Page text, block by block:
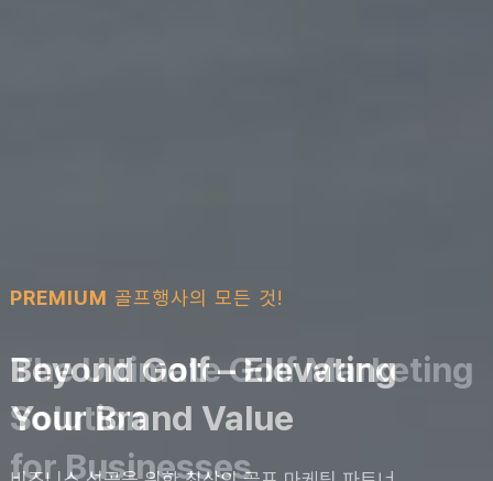
PREMIUM 골프행사의 모든 것!
Beyond Golf – Elevating
Your Brand Value
PREMIUM 골프행사의 모든 것!
The Standard for premium
Golf Events,
GRIGA
PREMIUM 골프행사의 모든 것!
The Ultimate Golf Marketing
Solution
for Businesses
PREMIUM 골프행사의 모든 것!
Beyond Golf – Elevating
Your Brand Value
PREMIUM